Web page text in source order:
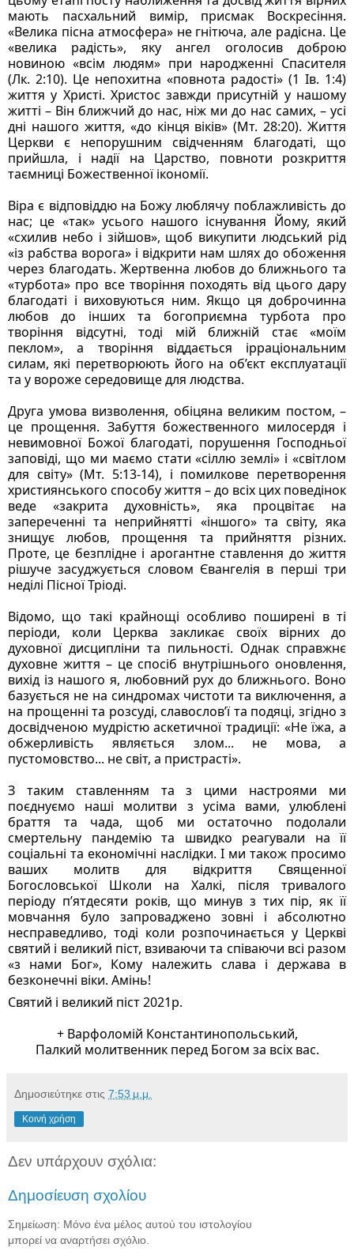
мають пасхальний вимір, присмак Воскресіння.
«Велика пісна атмосфера» не гнітюча, але радісна. Це
«велика радість», яку ангел оголосив доброю
новиною «всім людям» при народженні Спасителя
(Лк. 2:10). Це непохитна «повнота радості» (1 Ів. 1:4)
життя у Христі. Христос завжди присутній у нашому
житті – Він ближчий до нас, ніж ми до нас самих, – усі
дні нашого життя, «до кінця віків» (Мт. 28:20). Життя
Церкви є непорушним свідченням благодаті, що
прийшла, і надії на Царство, повноти розкриття
таємниці Божественної ікономії.
Віра є відповіддю на Божу люблячу поблажливість до
нас; це «так» усього нашого існування Йому, який
«схилив небо і зійшов», щоб викупити людський рід
«із рабства ворога» і відкрити нам шлях до обоження
через благодать. Жертвенна любов до ближнього та
«турбота» про все творіння походять від цього дару
благодаті і виховуються ним. Якщо ця доброчинна
любов до інших та богоприємна турбота про
творіння відсутні, тоді мій ближній стає «моїм
пеклом», а творіння віддається ірраціональним
силам, які перетворюють його на об’єкт експлуатації
та у вороже середовище для людства.
Друга умова визволення, обіцяна великим постом, –
це прощення. Забуття божественного милосердя і
невимовної Божої благодаті, порушення Господньої
заповіді, що ми маємо стати «сіллю землі» і «світлом
для світу» (Мт. 5:13-14), і помилкове перетворення
християнського способу життя – до всіх цих поведінок
веде «закрита духовність», яка процвітає на
запереченні та неприйнятті «іншого» та світу, яка
знищує любов, прощення та прийняття різних.
Проте, це безплідне і арогантне ставлення до життя
рішуче засуджується словом Євангелія в перші три
неділі Пісної Тріоді.
Відомо, що такі крайнощі особливо поширені в ті
періоди, коли Церква закликає своїх вірних до
духовної дисципліни та пильності. Однак справжнє
духовне життя – це спосіб внутрішнього оновлення,
вихід із нашого я, любовний рух до ближнього. Воно
базується не на синдромах чистоти та виключення, а
на прощенні та розсуді, славослов’ї та подяці, згідно з
досвідченою мудрістю аскетичної традиції: «Не їжа, а
обжерливість являється злом... не мова, а
пустомовство... не світ, а пристрасті».
З таким ставленням та з цими настроями ми
поєднуємо наші молитви з усіма вами, улюблені
браття та чада, щоб ми остаточно подолали
смертельну пандемію та швидко реагували на її
соціальні та економічні наслідки. І ми також просимо
ваших молитв для відкриття Священної
Богословської Школи на Халкі, після тривалого
періоду п’ятдесяти років, що минув з тих пір, як її
мовчання було запроваджено зовні і абсолютно
несправедливо, тоді коли розпочинається у Церкві
святий і великий піст, взиваючи та співаючи всі разом
«з нами Бог», Кому належить слава і держава в
безконечні віки. Амінь!
Святий і великий піст 2021р.
+ Варфоломій Константинопольський,
Палкий молитвенник перед Богом за всіх вас.
Δημοσιεύτηκε στις 7:53 μ.μ.
Κοινή χρήση
Δεν υπάρχουν σχόλια:
Δημοσίευση σχολίου
Σημείωση: Μόνο ένα μέλος αυτού του ιστολογίου
μπορεί να αναρτήσει σχόλιο.